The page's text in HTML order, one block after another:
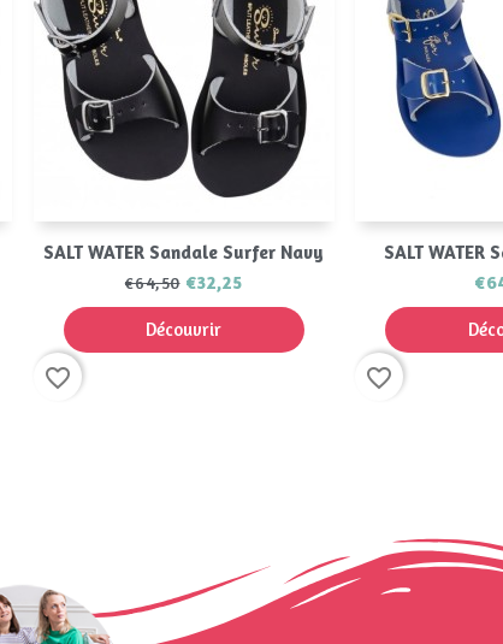
Aperçu rapide
SALT WATER Sandale Surfer Navy
€64,50 €32,25
Découvrir
favorite_border

SALT WATER
favorite_border